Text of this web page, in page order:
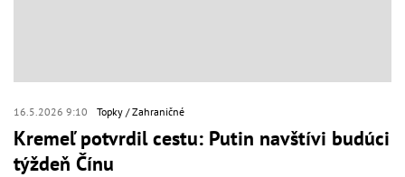
16.5.2026 9:10 Topky Zahraničné
Kremeľ potvrdil cestu: Putin navštívi budúci
týždeň Čínu